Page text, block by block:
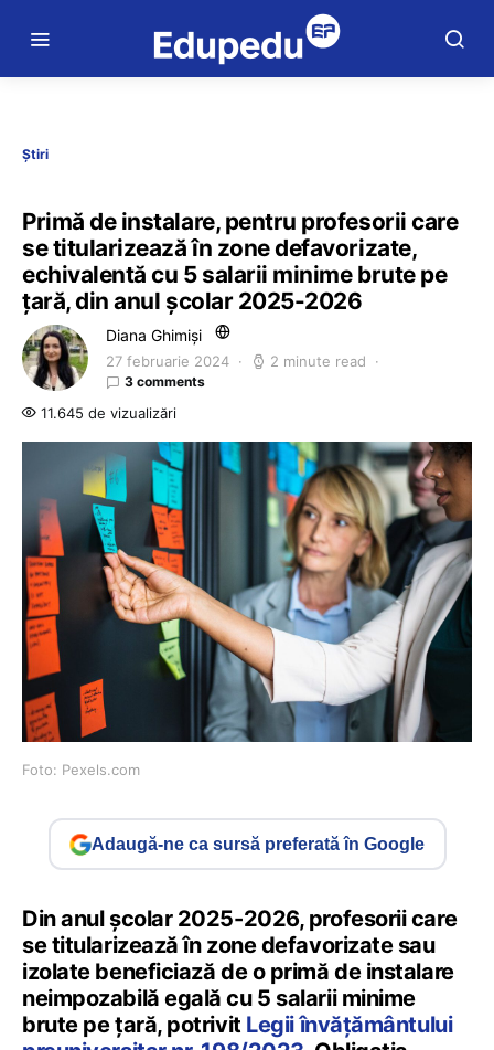
Știri
Primă de instalare, pentru profesorii care
se titularizează în zone defavorizate,
echivalentă cu 5 salarii minime brute pe
țară, din anul școlar 2025-2026
Diana Ghimiși
27 februarie 2024 2 minute read
3 comments
11.645 de vizualizări
Foto: Pexels.com
Adaugă-ne ca sursă preferată în Google
Din anul școlar 2025-2026, profesorii care
se titularizează în zone defavorizate sau
izolate beneficiază de o primă de instalare
neimpozabilă egală cu 5 salarii minime
brute pe țară, potrivit Legii învățământului